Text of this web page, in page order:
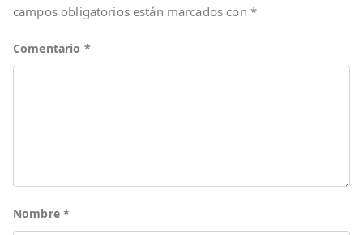
campos obligatorios están marcados con *
Comentario *
Nombre*